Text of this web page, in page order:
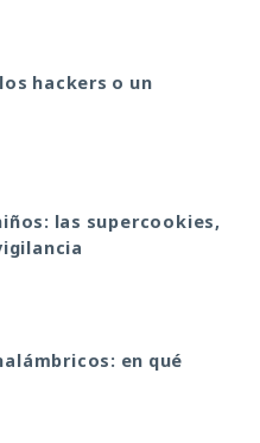
hackers o un
las supercookies,
en qué